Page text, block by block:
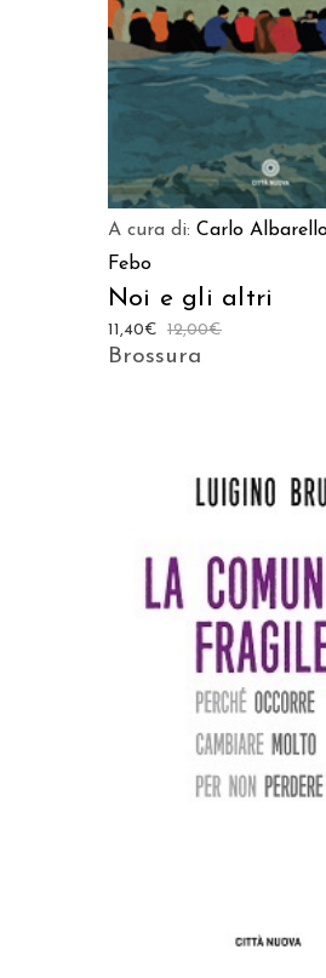
A cura di: Carlo
Febo
Noi e gli altri
12,00€
11,40€
Brossura
AGGIUNGI AL